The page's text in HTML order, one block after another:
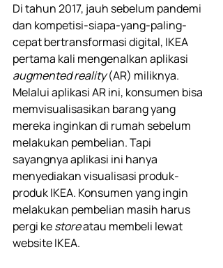
Di tahun 2017, jauh sebelum pandemi
dan kompetisi-siapa-yang-paling-
cepat bertransformasi digital, IKEA
pertama kali mengenalkan aplikasi
augmented reality (AR) miliknya.
Melalui aplikasi AR ini, konsumen bisa
memvisualisasikan barang yang
mereka inginkan di rumah sebelum
melakukan pembelian. Tapi
sayangnya aplikasi ini hanya
menyediakan visualisasi produk-
produk IKEA. Konsumen yang ingin
melakukan pembelian masih harus
pergi ke store atau membeli lewat
website IKEA.